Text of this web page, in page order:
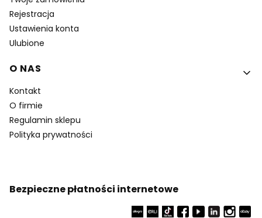
Rejestracja
Ustawienia konta
Ulubione
O NAS
Kontakt
O firmie
Regulamin sklepu
Polityka prywatności
Bezpieczne płatności internetowe